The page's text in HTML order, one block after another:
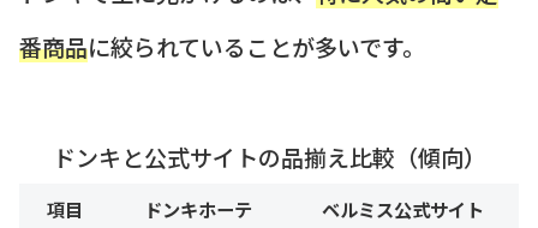
番商品に絞られていることが多いです。
ドンキと公式サイトの品揃え比較（傾向）
項目 ドンキホーテ
ベルミス公式サイト